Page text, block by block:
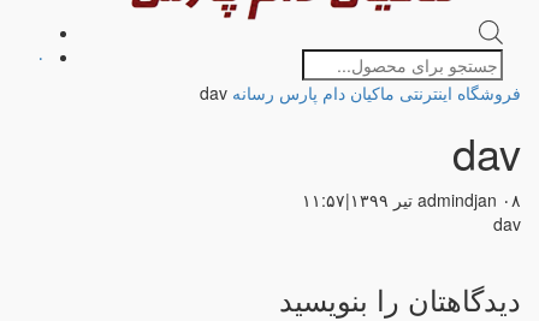
۰
search
فروشگاه اینترنتی ماکیان دام پارس رسانه
dav
admindjan ۰۸ تیر ۱۳۹۹ |۱۱:۵۷
dav
دیدگاهتان را بنویسید